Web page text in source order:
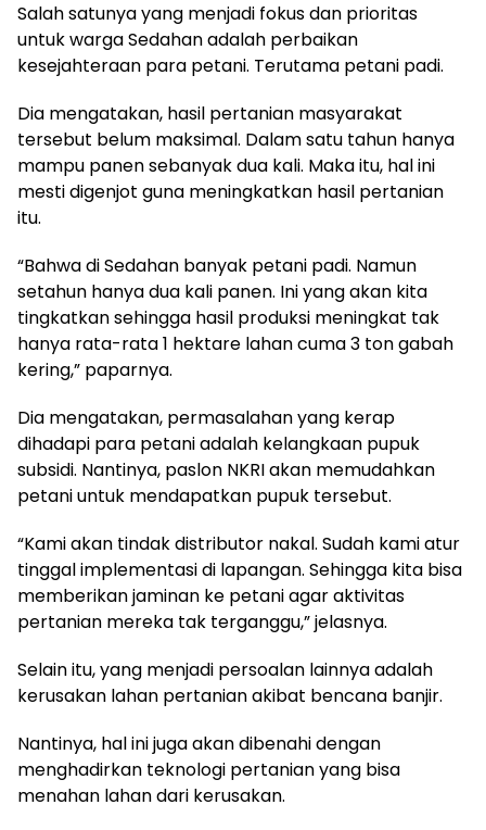
Salah satunya yang menjadi fokus dan prioritas
untuk warga Sedahan adalah perbaikan
kesejahteraan para petani. Terutama petani padi.
Dia mengatakan, hasil pertanian masyarakat
tersebut belum maksimal. Dalam satu tahun hanya
mampu panen sebanyak dua kali. Maka itu, hal ini
mesti digenjot guna meningkatkan hasil pertanian
itu.
“Bahwa di Sedahan banyak petani padi. Namun
setahun hanya dua kali panen. Ini yang akan kita
tingkatkan sehingga hasil produksi meningkat tak
hanya rata-rata 1 hektare lahan cuma 3 ton gabah
kering,” paparnya.
Dia mengatakan, permasalahan yang kerap
dihadapi para petani adalah kelangkaan pupuk
subsidi. Nantinya, paslon NKRI akan memudahkan
petani untuk mendapatkan pupuk tersebut.
“Kami akan tindak distributor nakal. Sudah kami atur
tinggal implementasi di lapangan. Sehingga kita bisa
memberikan jaminan ke petani agar aktivitas
pertanian mereka tak terganggu,” jelasnya.
Selain itu, yang menjadi persoalan lainnya adalah
kerusakan lahan pertanian akibat bencana banjir.
Nantinya, hal ini juga akan dibenahi dengan
menghadirkan teknologi pertanian yang bisa
menahan lahan dari kerusakan.